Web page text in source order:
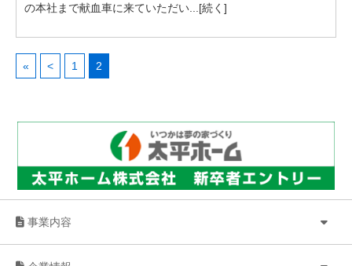
の本社まで献血車に来ていただい...[続く]
« < 1 2
事業内容